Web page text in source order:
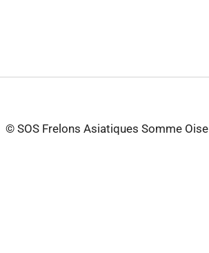
© SOS Frelons Asiatiques Somme Oise